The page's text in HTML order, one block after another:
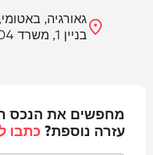
גאורגיה,
בניין 1, משרד 1204
מחפשים את הנכס
עזרה נוספת? כתבו